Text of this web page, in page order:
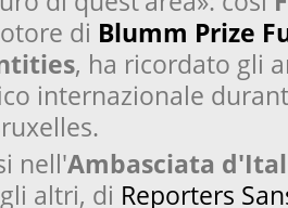
di Blumm Prize
, ha ricordato gli
internazionale
nell'Ambasciata
altri, di Reporters